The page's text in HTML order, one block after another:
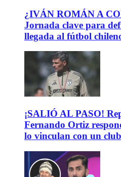
¿IVÁN ROMÁN A
Jornada clave para
llegada al fútbol
¡SALIÓ AL PASO!
Fernando Ortiz
lo vinculan con un